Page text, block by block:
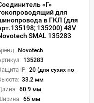
«Г»
для
в ГКЛ (для
135200) 48V
SMAL 135283
Novotech
135283
IP: 20 (для сухих пом.)
33.2 мм
60.9 мм
65 мм